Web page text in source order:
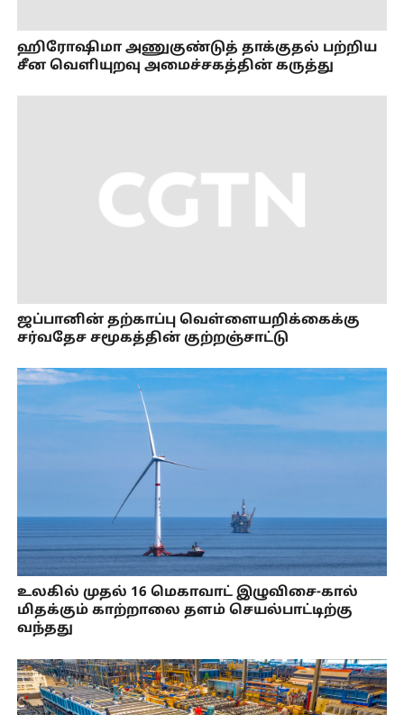
ஹிரோஷிமா அணுகுண்டுத் தாக்குதல் பற்றிய
சீன வெளியுறவு அமைச்சகத்தின் கருத்து
ஜப்பானின் தற்காப்பு வெள்ளையறிக்கைக்கு
சர்வதேச சமூகத்தின் குற்றஞ்சாட்டு
உலகில் முதல் 16 மெகாவாட் இழுவிசை-கால்
மிதக்கும் காற்றாலை தளம் செயல்பாட்டிற்கு
வந்தது